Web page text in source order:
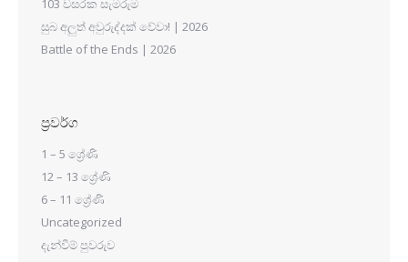
103 වසරක සැමරුම
සුබ අලුත් අවුරුද්දක් වේවා! | 2026
Battle of the Ends | 2026
ප්‍රවර්ග
1 – 5 ශ්‍රේණි
12 – 13 ශ්‍රේණි
6 – 11 ශ්‍රේණි
Uncategorized
දැන්වීම් පුවරුව